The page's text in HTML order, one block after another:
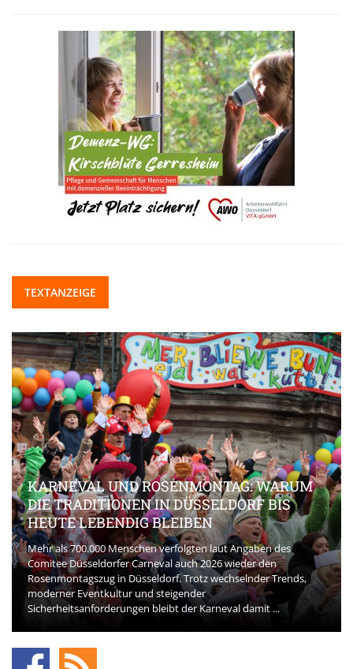
TEXTANZEIGE
KARNEVAL UND ROSENMONTAG: WARUM
DIE TRADITIONEN IN DÜSSELDORF BIS
HEUTE LEBENDIG BLEIBEN
Mehr als 700.000 Menschen verfolgten laut Angaben des
Comitee Düsseldorfer Carneval auch 2026 wieder den
Rosenmontagszug in Düsseldorf. Trotz wechselnder Trends,
moderner Eventkultur und steigender
Sicherheitsanforderungen bleibt der Karneval damit ...